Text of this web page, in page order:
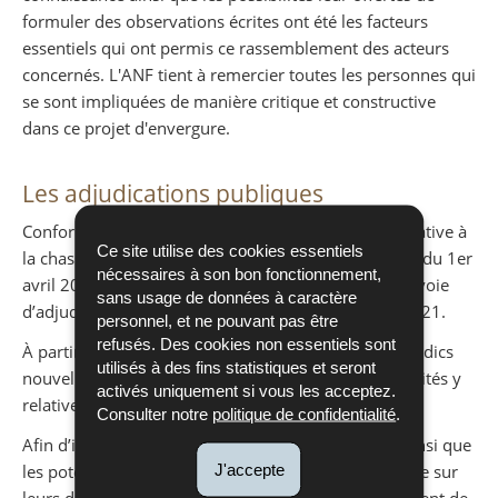
Ce site utilise des cookies essentiels
nécessaires à son bon fonctionnement,
sans usage de données à caractère
personnel, et ne pouvant pas être
refusés. Des cookies non essentiels sont
utilisés à des fins statistiques et seront
activés uniquement si vous les acceptez.
Consulter notre politique de confidentialité.
J'accepte
formuler des observations écrites ont été les facteurs
essentiels qui ont permis ce rassemblement des acteurs
concernés. L'ANF tient à remercier toutes les personnes qui
se sont impliquées de manière critique et constructive
dans ce projet d'envergure.
Les adjudications publiques
Conformément à la loi modifiée du 25 mai 2011 relative à
la chasse, les droits de chasse pour la période allant du 1er
avril 2021 au 31 mars 2030 devront être cédés par voie
d’adjudication publique au plus tard le 31 janvier 2021.
À partir du 1er septembre 2020, les collèges des syndics
nouvellement élus pourront débuter avec les formalités y
relatives.
Afin d’informer au mieux les collèges des syndics ainsi que
les potentiels futurs adjudicataires du droit de chasse sur